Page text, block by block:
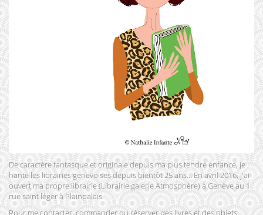
De caractère fantasque et originale depuis ma plus tendre enfance, je
hante les librairies genevoises depuis bientôt 25 ans… En avril 2016, j'ai
ouvert ma propre librairie (Librairie galerie Atmosphère) à Genève au 1
rue saint léger à Plainpalais.
Pour me contacter, commander ou réserver des livres et des objets